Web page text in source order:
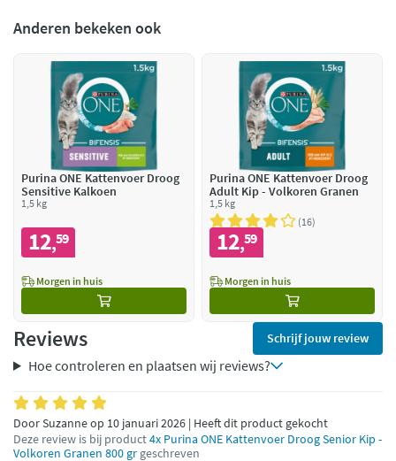
Anderen bekeken ook
Purina ONE Kattenvoer Droog
Sensitive Kalkoen
1,5 kg
12,59
Morgen in huis
Purina ONE Kattenvoer Droog
Adult Kip - Volkoren Granen
1,5 kg
16
12,59
Morgen in huis
Reviews Schrijf jouw review
Hoe controleren en plaatsen wij reviews?
Door Suzanne op 10 januari 2026 | Heeft dit product gekocht
Deze review is bij product4x Purina ONE Kattenvoer Droog Senior Kip -
Volkoren Granen 800 gr geschreven